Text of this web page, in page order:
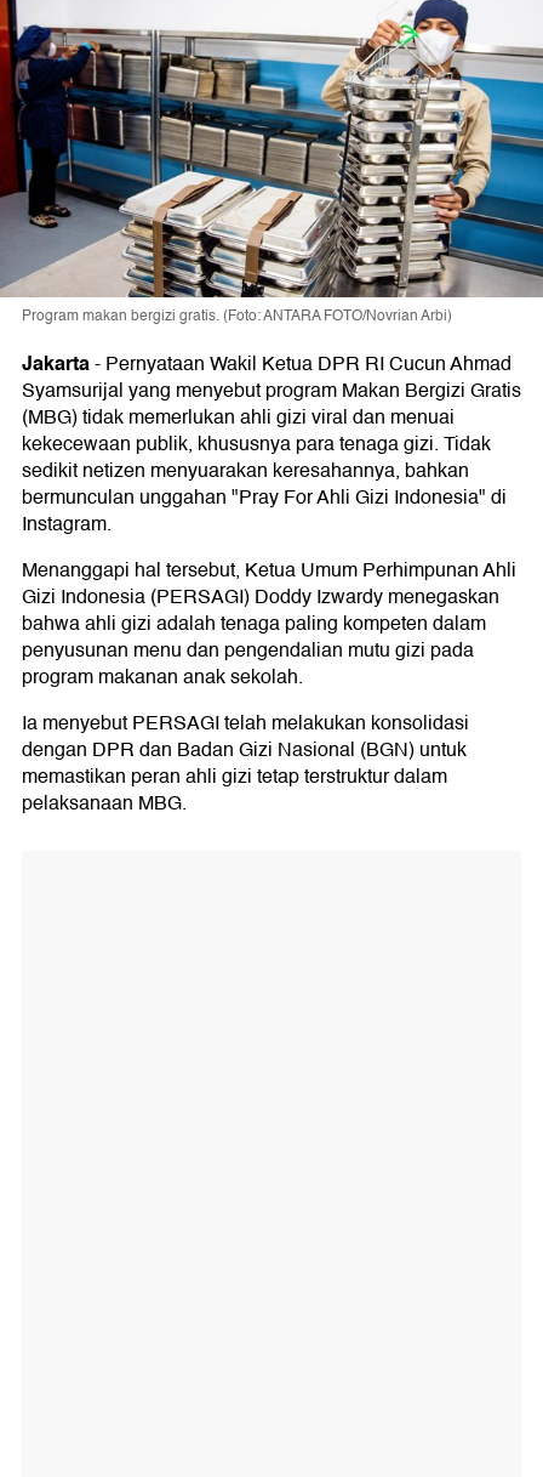
Program makan bergizi gratis. (Foto: ANTARA FOTO/Novrian Arbi)
Jakarta-Pernyataan Wakil Ketua DPR RI Cucun Ahmad
Syamsurijal yang menyebut program Makan Bergizi Gratis
(MBG) tidak memerlukan ahli gizi viral dan menuai
kekecewaan publik, khususnya para tenaga gizi. Tidak
sedikit netizen menyuarakan keresahannya, bahkan
bermunculan unggahan "Pray For Ahli Gizi Indonesia" di
Instagram.
Menanggapi hal tersebut, Ketua Umum Perhimpunan Ahli
Gizi Indonesia (PERSAGI) Doddy Izwardy menegaskan
bahwa ahli gizi adalah tenaga paling kompeten dalam
penyusunan menu dan pengendalian mutu gizi pada
program makanan anak sekolah.
Ia menyebut PERSAGI telah melakukan konsolidasi
dengan DPR dan Badan Gizi Nasional (BGN) untuk
memastikan peran ahli gizi tetap terstruktur dalam
pelaksanaan MBG.